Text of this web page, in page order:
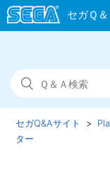
セガQ&Aサイト
ター